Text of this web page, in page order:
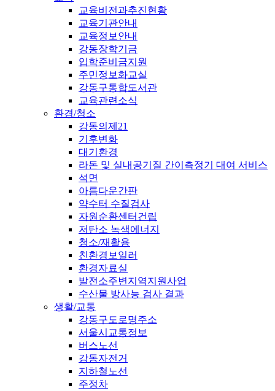
교육비전과추진현황
교육기관안내
교육정보안내
강동장학기금
입학준비금지원
주민정보화교실
강동구통합도서관
교육관련소식
환경/청소
강동의제21
기후변화
대기환경
라돈 및 실내공기질 간이측정기 대여 서비스
석면
아름다운간판
약수터 수질검사
자원순환센터건립
저탄소 녹색에너지
청소/재활용
친환경보일러
환경자료실
발전소주변지역지원사업
수산물 방사능 검사 결과
생활/교통
강동구도로명주소
서울시교통정보
버스노선
강동자전거
지하철노선
주정차